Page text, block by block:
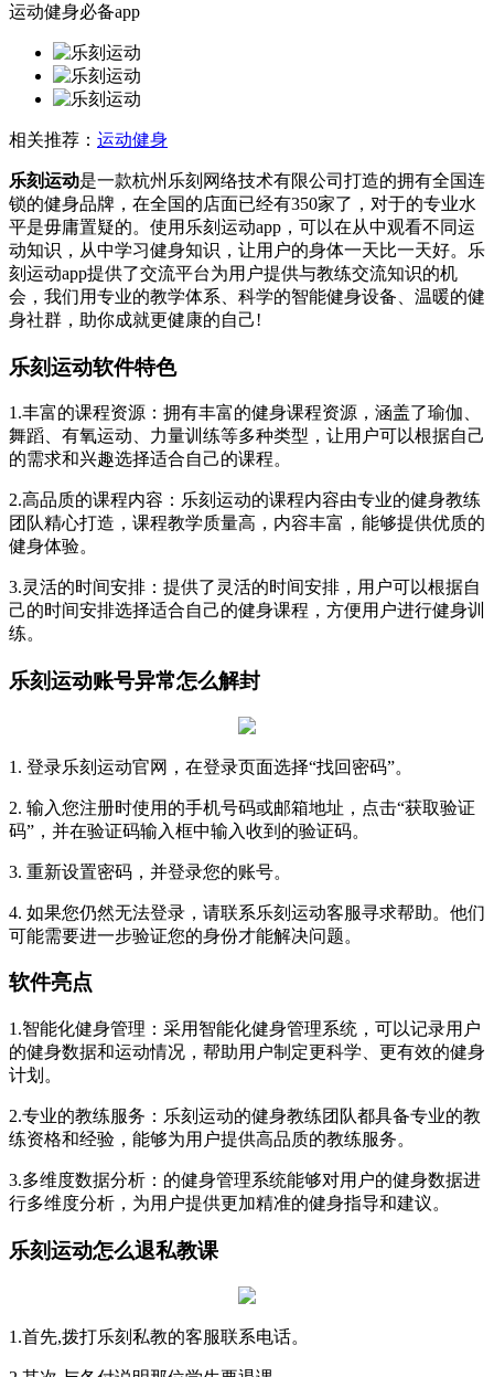
运动健身必备app
相关推荐： 运动健身
乐刻运动是一款杭州乐刻网络技术有限公司打造的拥有全国连
锁的健身品牌，在全国的店面已经有350家了，对于的专业水
平是毋庸置疑的。使用乐刻运动app，可以在从中观看不同运
动知识，从中学习健身知识，让用户的身体一天比一天好。乐
刻运动app提供了交流平台为用户提供与教练交流知识的机
会，我们用专业的教学体系、科学的智能健身设备、温暖的健
身社群，助你成就更健康的自己!
乐刻运动软件特色
1.丰富的课程资源：拥有丰富的健身课程资源，涵盖了瑜伽、
舞蹈、有氧运动、力量训练等多种类型，让用户可以根据自己
的需求和兴趣选择适合自己的课程。
2.高品质的课程内容：乐刻运动的课程内容由专业的健身教练
团队精心打造，课程教学质量高，内容丰富，能够提供优质的
健身体验。
3.灵活的时间安排：提供了灵活的时间安排，用户可以根据自
己的时间安排选择适合自己的健身课程，方便用户进行健身训
练。
乐刻运动账号异常怎么解封
1. 登录乐刻运动官网，在登录页面选择“找回密码”。
2. 输入您注册时使用的手机号码或邮箱地址，点击“获取验证
码”，并在验证码输入框中输入收到的验证码。
3. 重新设置密码，并登录您的账号。
4. 如果您仍然无法登录，请联系乐刻运动客服寻求帮助。他们
可能需要进一步验证您的身份才能解决问题。
软件亮点
1.智能化健身管理：采用智能化健身管理系统，可以记录用户
的健身数据和运动情况，帮助用户制定更科学、更有效的健身
计划。
2.专业的教练服务：乐刻运动的健身教练团队都具备专业的教
练资格和经验，能够为用户提供高品质的教练服务。
3.多维度数据分析：的健身管理系统能够对用户的健身数据进
行多维度分析，为用户提供更加精准的健身指导和建议。
乐刻运动怎么退私教课
1.首先,拨打乐刻私教的客服联系电话。